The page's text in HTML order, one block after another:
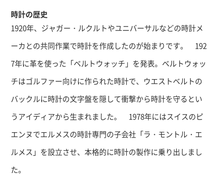
時計の歴史
1920年、ジャガー・ルクルトやユニバーサルなどの時計メ
ーカとの共同作業で時計を作成したのが始まりです。 192
7年に革を使った「ベルトウォッチ」を発表。ベルトウォッ
チはゴルファー向けに作られた時計で、ウエストベルトの
バックルに時計の文字盤を隠して衝撃から時計を守るとい
うアイディアから生まれました。 1978年にはスイスのピ
エンヌでエルメスの時計専門の子会社「ラ・モントル・エ
ルメス」を設立させ、本格的に時計の製作に乗り出しまし
た。